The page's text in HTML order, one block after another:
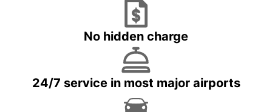
No hidden charge
24/7 service in most major airports